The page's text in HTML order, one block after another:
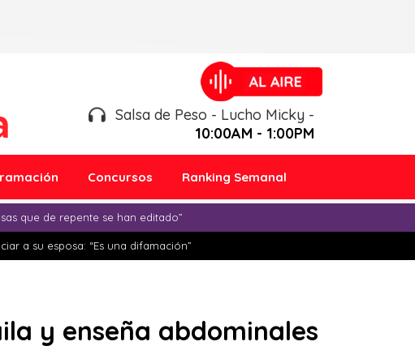
Salsa de Peso - Lucho Micky -
10:00AM - 1:00PM
Concursos Ranking Semanal
que de repente se han editado”
a su esposa: “Es una difamación”
y enseña abdominales